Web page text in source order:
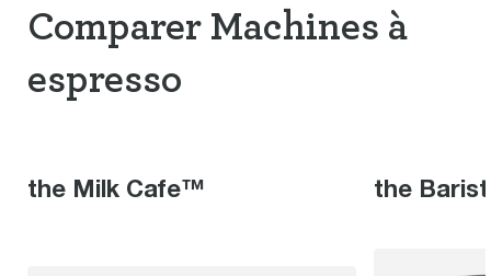
Comparer Machines
Comparer Machines à
espresso
the Milk Cafe™ the